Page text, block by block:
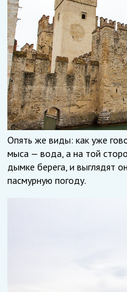
Опять же виды: как уже
мыса — вода, а на той
дымке берега, и выглядят
пасмурную погоду.